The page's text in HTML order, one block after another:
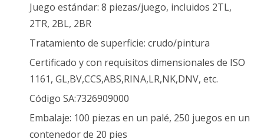
Juego estándar: 8 piezas/juego, incluidos 2TL,
2TR, 2BL, 2BR
Tratamiento de superficie: crudo/pintura
Certificado y con requisitos dimensionales de ISO
1161, GL,BV,CCS,ABS,RINA,LR,NK,DNV, etc.
Código SA:7326909000
Embalaje: 100 piezas en un palé, 250 juegos en un
contenedor de 20 pies